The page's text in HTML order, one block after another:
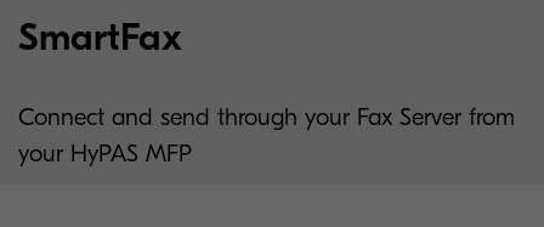
SmartFax
Connect and send through your Fax Server from
your HyPAS MFP